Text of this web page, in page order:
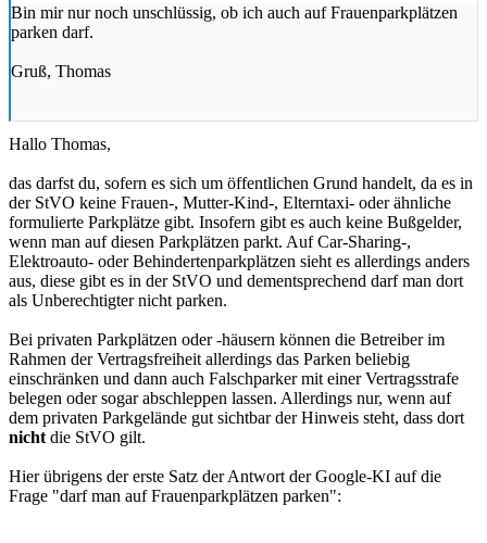
Bin mir nur noch unschlüssig, ob ich auch auf Frauenparkplätzen
parken darf.
Gruß, Thomas
Hallo Thomas,
das darfst du, sofern es sich um öffentlichen Grund handelt, da es in
der StVO keine Frauen-, Mutter-Kind-, Elterntaxi- oder ähnliche
formulierte Parkplätze gibt. Insofern gibt es auch keine Bußgelder,
wenn man auf diesen Parkplätzen parkt. Auf Car-Sharing-,
Elektroauto- oder Behindertenparkplätzen sieht es allerdings anders
aus, diese gibt es in der StVO und dementsprechend darf man dort
als Unberechtigter nicht parken.
Bei privaten Parkplätzen oder -häusern können die Betreiber im
Rahmen der Vertragsfreiheit allerdings das Parken beliebig
einschränken und dann auch Falschparker mit einer Vertragsstrafe
belegen oder sogar abschleppen lassen. Allerdings nur, wenn auf
dem privaten Parkgelände gut sichtbar der Hinweis steht, dass dort
nicht die StVO gilt.
Hier übrigens der erste Satz der Antwort der Google-KI auf die
Frage "darf man auf Frauenparkplätzen parken":